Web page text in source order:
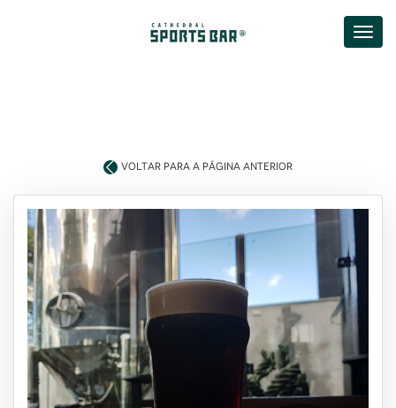
você tem mais
18 anosde
SIM, EU TENHO!
VOLTAR PARA A PÁGINA ANTERIOR